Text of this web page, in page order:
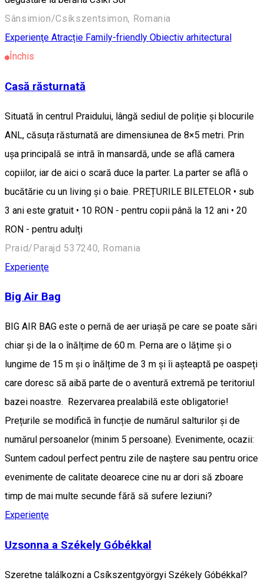
Sânsimion/Csíkszentsimon, Romania
Experienţe Atracție Family-friendly Obiectiv arhitectural
Închis
Casă răsturnată
Situată în centrul Praidului, lângă sediul de poliție și blocurile
ANL, căsuța răsturnată are dimensiunea de 8×5 metri. Prin
ușa principală se intră în mansardă, unde se află camera
copiilor, iar de aici o scară duce la parter. La parter se află o
bucătărie cu un living și o baie. PREȚURILE BILETELOR • sub
3 ani este gratuit • 10 RON - pentru copii până la 12 ani • 20
RON - pentru adulți
Praid/Parajd 537240, Romania
Experienţe
Big Air Bag
BIG AIR BAG este o pernă de aer uriașă pe care se poate sări
chiar și de la o înălțime de 60 m. Perna are o lățime și o
lungime de 15 m și o înălțime de 3 m și îi așteaptă pe oaspeți
care doresc să aibă parte de o aventură extremă pe teritoriul
bazei noastre. Rezervarea prealabilă este obligatorie!
Prețurile se modifică în funcție de numărul salturilor și de
numărul persoanelor (minim 5 persoane). Evenimente, ocazii:
Suntem cadoul perfect pentru zile de naștere sau pentru orice
evenimente de calitate deoarece cine nu ar dori să zboare
timp de mai multe secunde fără să sufere leziuni?
Experienţe
Uzsonna a Székely Góbékkal
Szeretne találkozni a Csíkszentgyörgyi Székely Góbékkal?